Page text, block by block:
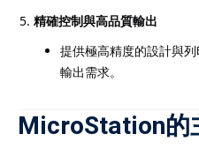
精確控制與高品質輸出
提供極高精度的設計與
輸出需求。
MicroStation的